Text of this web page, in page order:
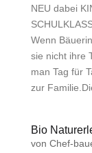
NEU dabei
Wenn
sie nicht ihre
man Tag für
zur
Bio
von Chef-